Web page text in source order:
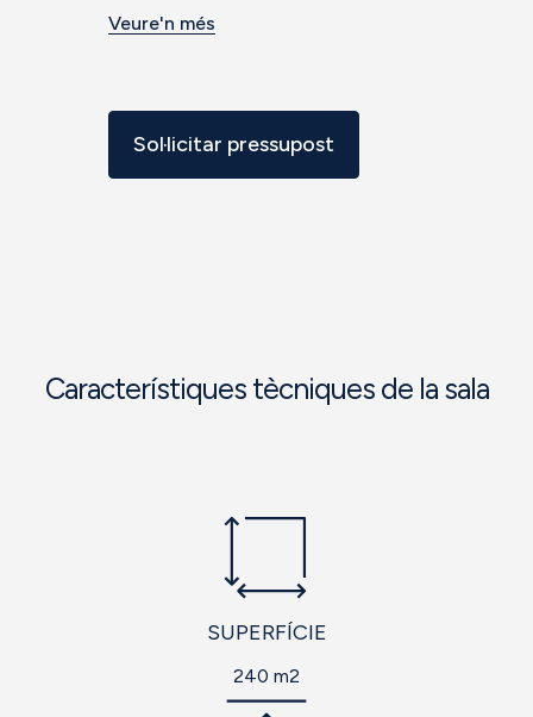
Veure'n més
Sol·licitar pressupost
Característiques tècniques de la sala
SUPERFÍCIE
240 m2